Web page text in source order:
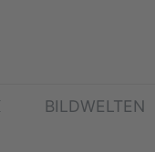
BILDWELTEN